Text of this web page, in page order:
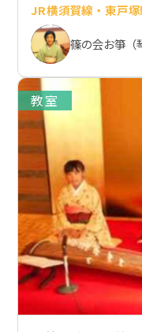
JR横須賀線・東戸塚
篠の会お箏
教室